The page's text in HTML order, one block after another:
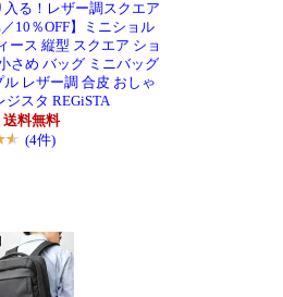
る！レザー調スクエア
10％OFF】ミニショル
ース 縦型 スクエア ショ
さめ バッグ ミニバッグ
レザー調 合皮 おしゃ
ジスタ REGiSTA
送料無料
(4件)